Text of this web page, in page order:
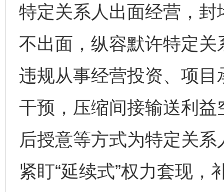
特定关系人出面经营，
不出面，纵容默许特定
违规从事经营投资、项目
干预，压缩间接输送利
后授意等方式为特定关
紧盯“延续式”权力套现